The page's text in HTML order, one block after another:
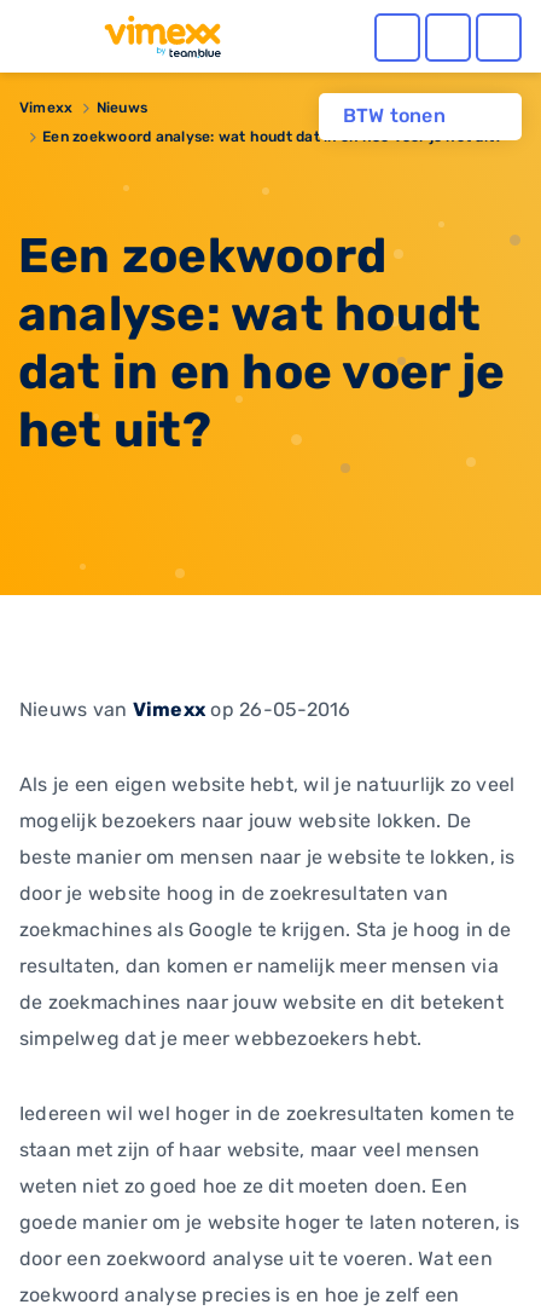
BTW tonen
Vimexx
Nieuws
​Een zoekwoord analyse: wat houdt dat in en hoe voer je het uit?
​Een zoekwoord
analyse: wat houdt
dat in en hoe voer je
het uit?
Nieuws van Vimexx op 26-05-2016
Als je een eigen website hebt, wil je natuurlijk zo veel
mogelijk bezoekers naar jouw website lokken. De
beste manier om mensen naar je website te lokken, is
door je website hoog in de zoekresultaten van
zoekmachines als Google te krijgen. Sta je hoog in de
resultaten, dan komen er namelijk meer mensen via
de zoekmachines naar jouw website en dit betekent
simpelweg dat je meer webbezoekers hebt.
Iedereen wil wel hoger in de zoekresultaten komen te
staan met zijn of haar website, maar veel mensen
weten niet zo goed hoe ze dit moeten doen. Een
goede manier om je website hoger te laten noteren, is
door een zoekwoord analyse uit te voeren. Wat een
zoekwoord analyse precies is en hoe je zelf een